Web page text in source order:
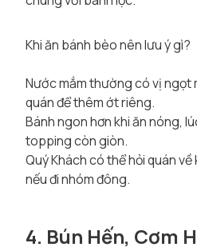
Khi ăn bánh bèo nên lưu ý gì?
Nước mắm thường có vị ngọt
quán để thêm ớt riêng.
Bánh ngon hơn khi ăn nóng,
topping còn giòn.
Quý Khách có thể hỏi quán
nếu đi nhóm đông.
4. Bún Hến, Cơm